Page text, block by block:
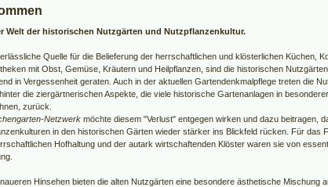
Welt der historischen Nutzgärten und Nutzpflanzenkultur.
Quelle für die Belieferung der herrschaftlichen und klösterlichen Küchen,
mit Obst, Gemüse, Kräutern und Heilpflanzen, sind die historischen
in Vergessenheit geraten. Auch in der aktuellen Gartendenkmalpflege treten die
die ziergärtnerischen Aspekte, die viele historische Gartenanlagen in
zurück.
Netzwerk möchte diesem "Verlust" entgegen wirken und dazu beitragen,
in den historischen Gärten wieder stärker ins Blickfeld rücken. Für das
Hofhaltung und der autark wirtschaftenden Klöster waren sie von
Hinsehen bieten die alten Nutzgärten eine besondere ästhetische Mischung